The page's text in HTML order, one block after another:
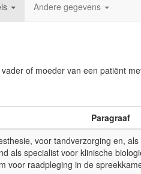
Andere gegevens
of moeder van een patiënt
Paragraaf
voor tandverzorging en,
als specialist voor klinische
voor raadpleging in de